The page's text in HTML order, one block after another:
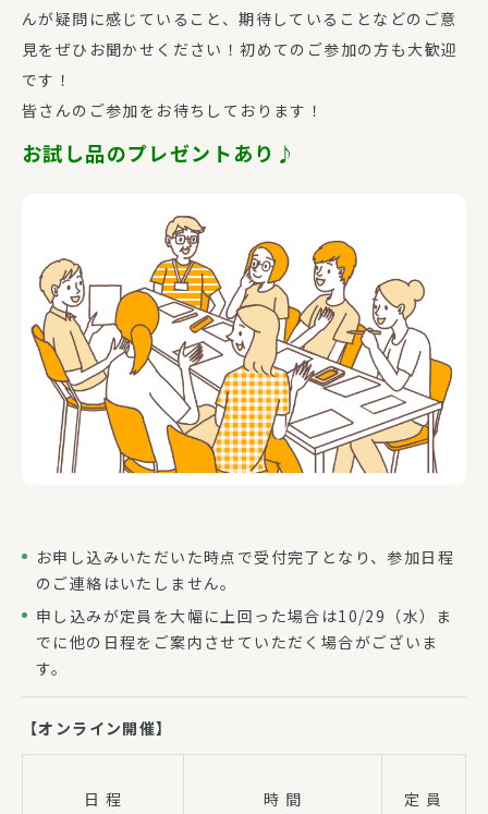
んが疑問に感じていること、期待していることなどのご意
見をぜひお聞かせください！初めてのご参加の方も大歓迎
です！
皆さんのご参加をお待ちしております！
お試し品のプレゼントあり♪
お申し込みいただいた時点で受付完了となり、参加日程
のご連絡はいたしません。
申し込みが定員を大幅に上回った場合は10/29（水）ま
でに他の日程をご案内させていただく場合がございま
す。
【オンライン開催】
日 程 時 間 定 員